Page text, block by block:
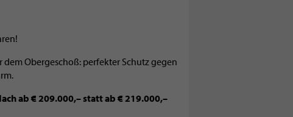
Obergeschoß: perfekter Schutz gegen
ab € 209.000,– statt ab € 219.000,–